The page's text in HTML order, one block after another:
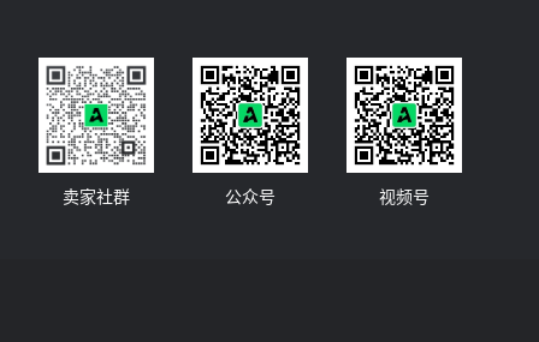
卖家社群 公众号 视频号